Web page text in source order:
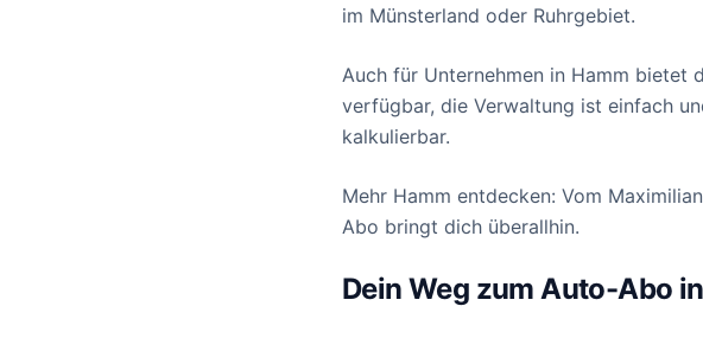
im Münsterland oder Ruhrgebiet.
Auch für Unternehmen in Hamm bietet
verfügbar, die Verwaltung ist einfach
kalkulierbar.
Mehr Hamm entdecken: Vom
Abo bringt dich überallhin.
Dein Weg zum Auto-Abo